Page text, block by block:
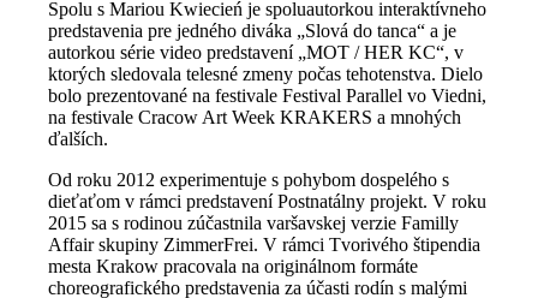
Spolu s Mariou Kwiecień je spoluautorkou interaktívneho
predstavenia pre jedného diváka „Slová do tanca“ a je
autorkou série video predstavení „MOT / HER KC“, v
ktorých sledovala telesné zmeny počas tehotenstva. Dielo
bolo prezentované na festivale Festival Parallel vo Viedni,
na festivale Cracow Art Week KRAKERS a mnohých
ďalších.
Od roku 2012 experimentuje s pohybom dospelého s
dieťaťom v rámci predstavení Postnatálny projekt. V roku
2015 sa s rodinou zúčastnila varšavskej verzie Familly
Affair skupiny ZimmerFrei. V rámci Tvorivého štipendia
mesta Krakow pracovala na originálnom formáte
choreografického predstavenia za účasti rodín s malými